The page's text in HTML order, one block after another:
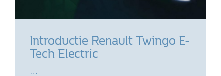
Introductie Renault Twingo E-
Tech Electric
…